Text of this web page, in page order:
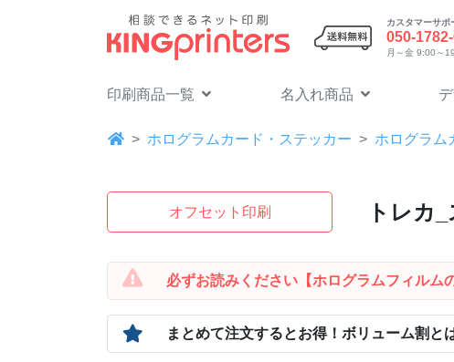
カスタマーサポ
050-
月～金 9:00～
印刷商品一覧 名入れ商品
ホログラムカード・ステッカー ホログラム
オフセット印刷 トレカ
必ずお読みください 【ホログラムフィルム
まとめて注文するとお得！ ボリューム割と